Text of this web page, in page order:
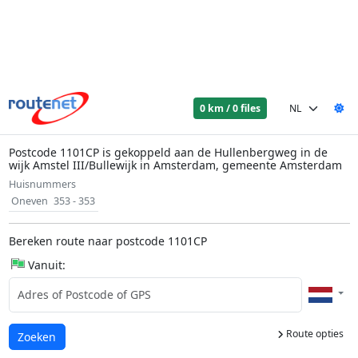
0 km / 0 files
Postcode 1101CP is gekoppeld aan de Hullenbergweg in de
wijk Amstel III/Bullewijk in Amsterdam, gemeente Amsterdam
Huisnummers
Oneven 353 - 353
Bereken route naar postcode 1101CP
Vanuit:
Route opties
Laden...
Zoeken